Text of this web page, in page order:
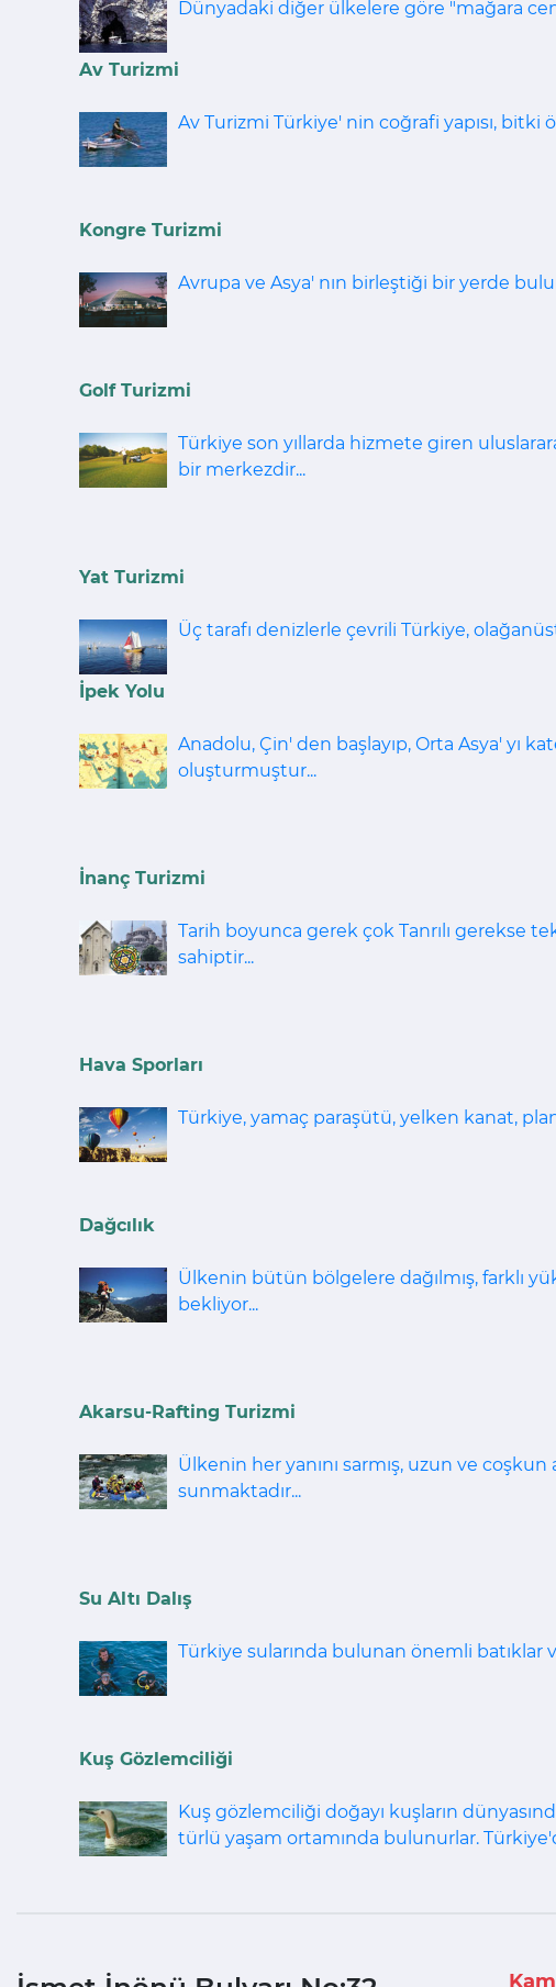
Dünyadaki diğer ülkelere göre "mağara
Av Turizmi
Av Turizmi Türkiye' nin coğrafi yapısı,
Kongre Turizmi
Avrupa ve Asya' nın birleştiği bir yerde
Golf Turizmi
Türkiye son yıllarda hizmete giren
bir merkezdir...
Yat Turizmi
Üç tarafı denizlerle çevrili Türkiye,
İpek Yolu
Anadolu, Çin' den başlayıp, Orta Asya' yı
oluşturmuştur...
İnanç Turizmi
Tarih boyunca gerek çok Tanrılı gerekse
sahiptir...
Hava Sporları
Türkiye, yamaç paraşütü, yelken kanat,
Dağcılık
Ülkenin bütün bölgelere dağılmış, farklı
bekliyor...
Akarsu-Rafting Turizmi
Ülkenin her yanını sarmış, uzun ve
sunmaktadır...
Su Altı Dalış
Türkiye sularında bulunan önemli batıklar
Kuş Gözlemciliği
Kuş gözlemciliği doğayı kuşların
türlü yaşam ortamında bulunurlar.